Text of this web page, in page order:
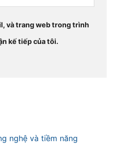
và trang web trong trình
kế tiếp của tôi.
nghệ và tiềm năng